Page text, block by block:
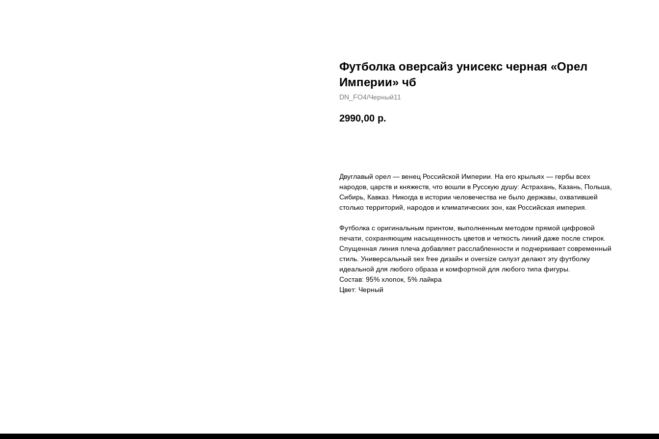
Футболка оверсайз унисекс черная «Орел
Империи» чб
DN_FO4/Черный11
2990,00 р.
Двуглавый орел — венец Российской Империи. На его крыльях — гербы всех
народов, царств и княжеств, что вошли в Русскую душу: Астрахань, Казань, Польша,
Сибирь, Кавказ. Никогда в истории человечества не было державы, охватившей
столько территорий, народов и климатических зон, как Российская империя.
Футболка с оригинальным принтом, выполненным методом прямой цифровой
печати, сохраняющим насыщенность цветов и четкость линий даже после стирок.
Спущенная линия плеча добавляет расслабленности и подчеркивает современный
стиль. Универсальный sex free дизайн и oversize силуэт делают эту футболку
идеальной для любого образа и комфортной для любого типа фигуры.
Состав: 95% хлопок, 5% лайкра
Цвет: Черный